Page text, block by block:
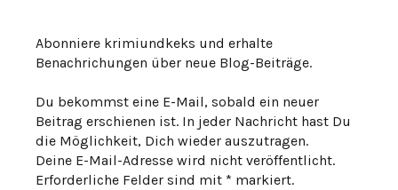
Abonniere krimiundkeks und erhalte
Benachrichungen über neue Blog-Beiträge.
Du bekommst eine E-Mail, sobald ein neuer
Beitrag erschienen ist. In jeder Nachricht hast Du
die Möglichkeit, Dich wieder auszutragen.
Deine E-Mail-Adresse wird nicht veröffentlicht.
Erforderliche Felder sind mit * markiert.